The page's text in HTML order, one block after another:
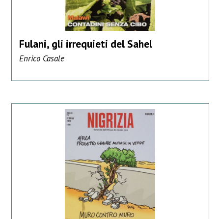
Fulani, gli irrequieti del Sahel
Enrico Casale